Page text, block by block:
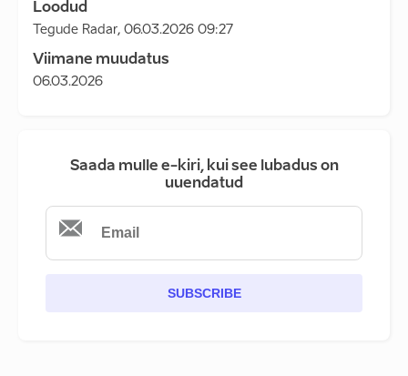
Loodud
Tegude Radar, 06.03.2026 09:27
Viimane muudatus
06.03.2026
Saada mulle e-kiri, kui see lubadus on
uuendatud
SUBSCRIBE